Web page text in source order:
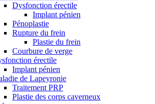
Dysfonction érectile
Implant pénien
Pénoplastie
Rupture du frein
Plastie du frein
Courbure de verge
érectile
Implant pénien
de Lapeyronie
Traitement PRP
Plastie des corps caverneux